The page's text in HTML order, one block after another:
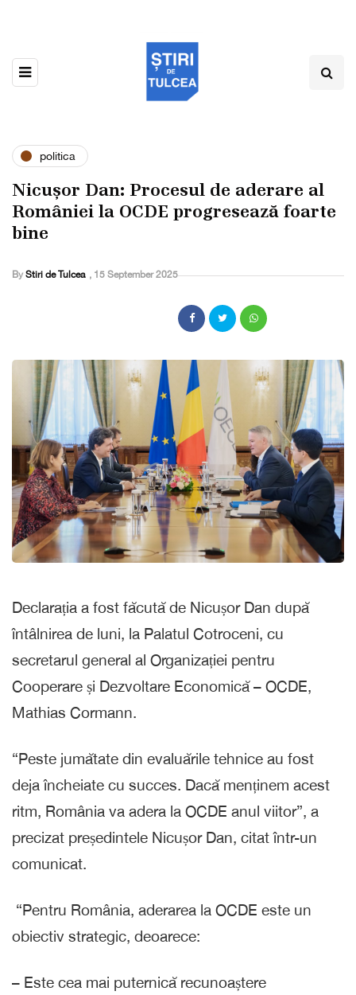
politica
Nicușor Dan: Procesul de aderare al
României la OCDE progresează foarte
bine
By Stiri de Tulcea , 15 September 2025
Declarația a fost făcută de Nicușor Dan după
întâlnirea de luni, la Palatul Cotroceni, cu
secretarul general al Organizației pentru
Cooperare și Dezvoltare Economică – OCDE,
Mathias Cormann.
“Peste jumătate din evaluările tehnice au fost
deja încheiate cu succes. Dacă menținem acest
ritm, România va adera la OCDE anul viitor”, a
precizat președintele Nicușor Dan, citat într-un
comunicat.
“Pentru România, aderarea la OCDE este un
obiectiv strategic, deoarece:
– Este cea mai puternică recunoaștere